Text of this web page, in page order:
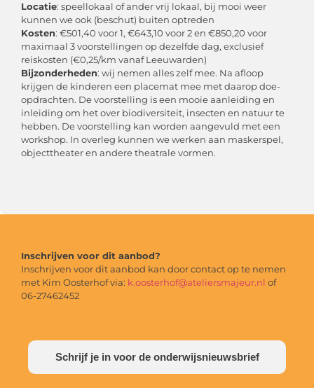
Locatie: speellokaal of ander vrij lokaal, bij mooi weer
kunnen we ook (beschut) buiten optreden
Kosten: €501,40 voor 1, €643,10 voor 2 en €850,20 voor
maximaal 3 voorstellingen op dezelfde dag, exclusief
reiskosten (€0,25/km vanaf Leeuwarden)
Bijzonderheden: wij nemen alles zelf mee. Na afloop
krijgen de kinderen een placemat mee met daarop doe-
opdrachten. De voorstelling is een mooie aanleiding en
inleiding om het over biodiversiteit, insecten en natuur te
hebben. De voorstelling kan worden aangevuld met een
workshop. In overleg kunnen we werken aan maskerspel,
objecttheater en andere theatrale vormen.
Inschrijven voor dit aanbod?
Inschrijven voor dit aanbod kan door contact op te nemen
met Kim Oosterhof via: k.oosterhof@ateliersmajeur.nl of
06-27462452
Schrijf je in voor de onderwijsnieuwsbrief